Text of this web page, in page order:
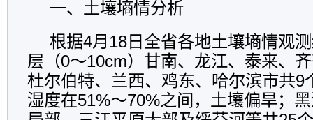
一、土壤墒情分析
根据4月18日全省各地土壤墒情观
层（0～10cm）甘南、龙江、泰来、
杜尔伯特、兰西、鸡东、哈尔滨市共9
湿度在51%～70%之间，土壤偏旱；